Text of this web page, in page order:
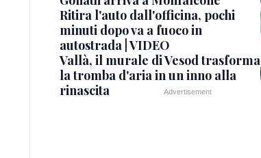
Ritira l'auto dall'officina, pochi
minuti dopo va a fuoco in
autostrada | VIDEO
Vallà, il murale di Vesod trasforma
la tromba d'aria in un inno alla
rinascita